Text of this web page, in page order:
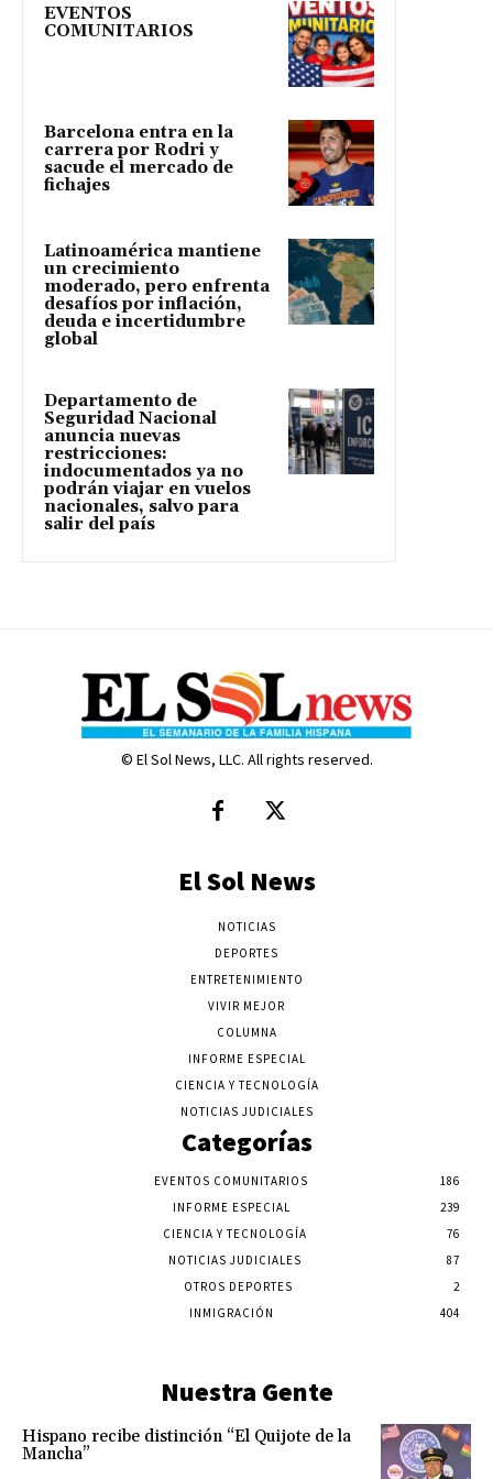
EVENTOS
COMUNITARIOS
Barcelona entra en la
carrera por Rodri y
sacude el mercado de
fichajes
Latinoamérica mantiene
un crecimiento
moderado, pero enfrenta
desafíos por inflación,
deuda e incertidumbre
global
Departamento de
Seguridad Nacional
anuncia nuevas
restricciones:
indocumentados ya no
podrán viajar en vuelos
nacionales, salvo para
salir del país
© El Sol News, LLC. All rights reserved.
El Sol News
NOTICIAS
DEPORTES
ENTRETENIMIENTO
VIVIR MEJOR
COLUMNA
INFORME ESPECIAL
CIENCIA Y TECNOLOGÍA
NOTICIAS JUDICIALES
Categorías
EVENTOS COMUNITARIOS
186
INFORME ESPECIAL
239
CIENCIA Y TECNOLOGÍA
76
NOTICIAS JUDICIALES
87
OTROS DEPORTES
2
INMIGRACIÓN
404
Nuestra Gente
Hispano recibe distinción “El Quijote de la
Mancha”